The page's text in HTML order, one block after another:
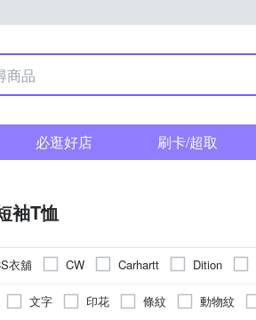
必逛好店 刷卡/超取
袖T恤
衣舖 CW Carhartt Dition
文字 印花 條紋 動物紋